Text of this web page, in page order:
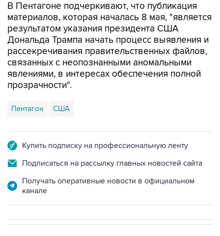
В Пентагоне подчеркивают, что публикация
материалов, которая началась 8 мая, "является
результатом указания президента США
Дональда Трампа начать процесс выявления и
рассекречивания правительственных файлов,
связанных с неопознанными аномальными
явлениями, в интересах обеспечения полной
прозрачности".
Пентагон США
Купить подписку на профессиональную ленту
Подписаться на рассылку главных новостей сайта
Получать оперативные новости в официальном
канале